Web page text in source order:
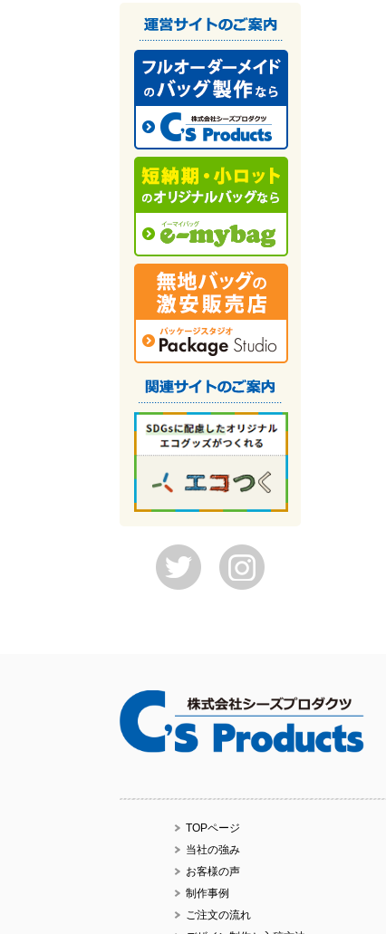
TOPページ
当社の強み
お客様の声
制作事例
ご注文の流れ